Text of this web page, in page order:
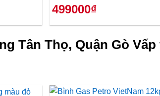
499000₫
Tân Thọ, Quận Gò Vấp